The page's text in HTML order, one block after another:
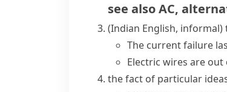
see alsoAC,
(Indian English, informal)
The current failure
Electric wires are
the fact of particular